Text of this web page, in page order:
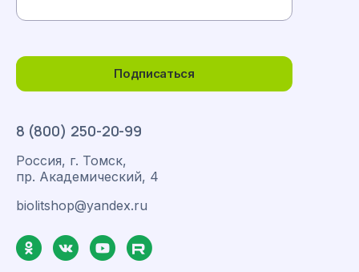
8 (800) 250-20-99
Россия, г. Томск,
пр. Академический, 4
biolitshop@yandex.ru
Подписаться